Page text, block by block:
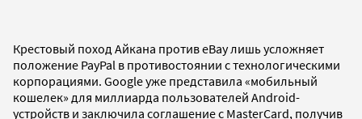
Крестовый поход Айкана против eBay лишь усложняет
положение PayPal в противостоянии с технологическими
корпорациями. Google уже представила «мобильный
кошелек» для миллиарда пользователей Android-
устройств и заключила соглашение с MasterCard, получив